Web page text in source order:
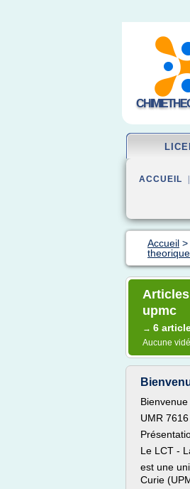
ACCUEIL
Accueil >
upmc
→ 6
Aucune
UMR 7616
Le LCT -
est une
Curie